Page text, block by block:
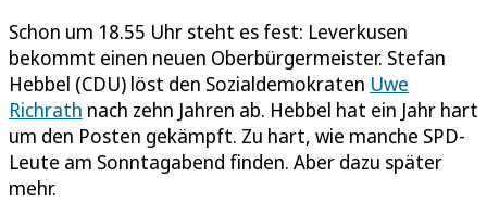
Schon um 18.55 Uhr steht es fest: Leverkusen
bekommt einen neuen Oberbürgermeister. Stefan
Hebbel (CDU) löst den Sozialdemokraten Uwe
Richrath nach zehn Jahren ab. Hebbel hat ein Jahr hart
um den Posten gekämpft. Zu hart, wie manche SPD-
Leute am Sonntagabend finden. Aber dazu später
mehr.